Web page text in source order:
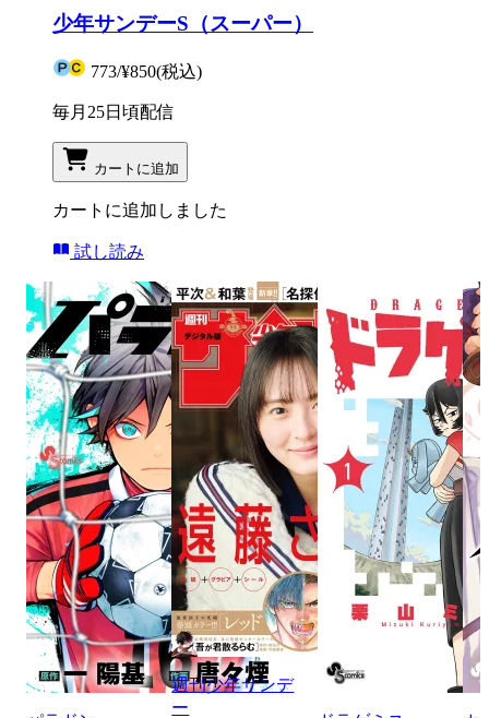
少年サンデーS（スーパー）
773/¥850(税込)
毎月25日頃配信
カートに追加
カートに追加しました
試し読み
週刊少年サンデ
ー